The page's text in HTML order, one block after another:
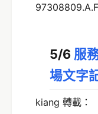
5/6 服
場文字
kiang 轉載：